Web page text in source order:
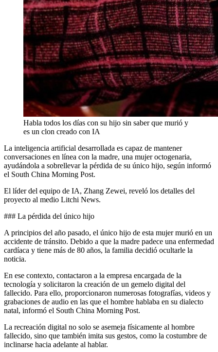
Habla todos los días con su hijo sin saber que murió y
es un clon creado con IA
La inteligencia artificial desarrollada es capaz de mantener
conversaciones en línea con la madre, una mujer octogenaria,
ayudándola a sobrellevar la pérdida de su único hijo, según informó
el South China Morning Post.
El líder del equipo de IA, Zhang Zewei, reveló los detalles del
proyecto al medio Litchi News.
### La pérdida del único hijo
A principios del año pasado, el único hijo de esta mujer murió en un
accidente de tránsito. Debido a que la madre padece una enfermedad
cardíaca y tiene más de 80 años, la familia decidió ocultarle la
noticia.
En ese contexto, contactaron a la empresa encargada de la
tecnología y solicitaron la creación de un gemelo digital del
fallecido. Para ello, proporcionaron numerosas fotografías, videos y
grabaciones de audio en las que el hombre hablaba en su dialecto
natal, informó el South China Morning Post.
La recreación digital no solo se asemeja físicamente al hombre
fallecido, sino que también imita sus gestos, como la costumbre de
inclinarse hacia adelante al hablar.